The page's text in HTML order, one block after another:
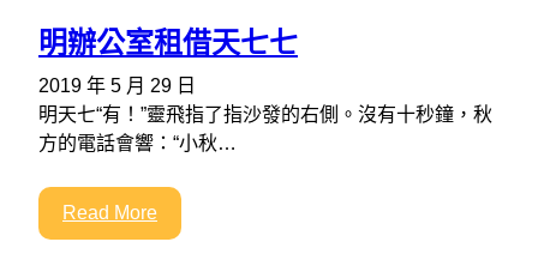
明辦公室租借天七七
2019 年 5 月 29 日
明天七“有！”靈飛指了指沙發的右側。沒有十秒鐘，秋
方的電話會響：“小秋…
Read More